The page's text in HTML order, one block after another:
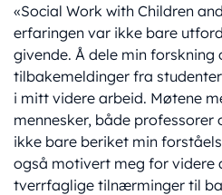
«Social Work with Children
erfaringen var ikke bare
givende. Å dele min forskning
tilbakemeldinger fra
i mitt videre arbeid. Møtene
mennesker, både professorer
ikke bare beriket min
også motivert meg for videre
tverrfaglige tilnærminger til